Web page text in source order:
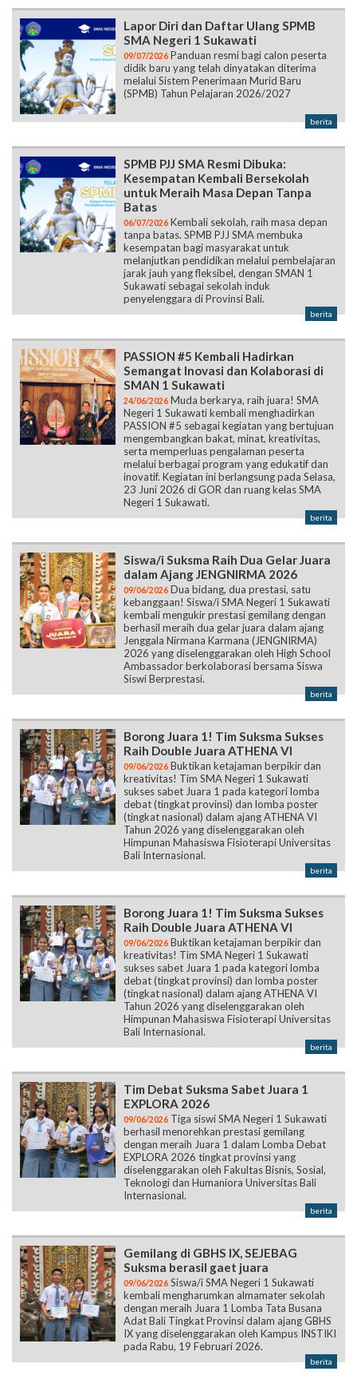
Lapor Diri dan Daftar Ulang SPMB
SMA Negeri 1 Sukawati
09/07/2026 Panduan resmi bagi calon peserta
didik baru yang telah dinyatakan diterima
melalui Sistem Penerimaan Murid Baru
(SPMB) Tahun Pelajaran 2026/2027
berita
SPMB PJJ SMA Resmi Dibuka:
Kesempatan Kembali Bersekolah
untuk Meraih Masa Depan Tanpa
Batas
06/07/2026 Kembali sekolah, raih masa depan
tanpa batas. SPMB PJJ SMA membuka
kesempatan bagi masyarakat untuk
melanjutkan pendidikan melalui pembelajaran
jarak jauh yang fleksibel, dengan SMAN 1
Sukawati sebagai sekolah induk
penyelenggara di Provinsi Bali.
berita
PASSION #5 Kembali Hadirkan
Semangat Inovasi dan Kolaborasi di
SMAN 1 Sukawati
24/06/2026 Muda berkarya, raih juara! SMA
Negeri 1 Sukawati kembali menghadirkan
PASSION #5 sebagai kegiatan yang bertujuan
mengembangkan bakat, minat, kreativitas,
serta memperluas pengalaman peserta
melalui berbagai program yang edukatif dan
inovatif. Kegiatan ini berlangsung pada Selasa,
23 Juni 2026 di GOR dan ruang kelas SMA
Negeri 1 Sukawati.
berita
Siswa/i Suksma Raih Dua Gelar Juara
dalam Ajang JENGNIRMA 2026
09/06/2026 Dua bidang, dua prestasi, satu
kebanggaan! Siswa/i SMA Negeri 1 Sukawati
kembali mengukir prestasi gemilang dengan
berhasil meraih dua gelar juara dalam ajang
Jenggala Nirmana Karmana (JENGNIRMA)
2026 yang diselenggarakan oleh High School
Ambassador berkolaborasi bersama Siswa
Siswi Berprestasi.
berita
Borong Juara 1! Tim Suksma Sukses
Raih Double Juara ATHENA VI
09/06/2026 Buktikan ketajaman berpikir dan
kreativitas! Tim SMA Negeri 1 Sukawati
sukses sabet Juara 1 pada kategori lomba
debat (tingkat provinsi) dan lomba poster
(tingkat nasional) dalam ajang ATHENA VI
Tahun 2026 yang diselenggarakan oleh
Himpunan Mahasiswa Fisioterapi Universitas
Bali Internasional.
berita
Borong Juara 1! Tim Suksma Sukses
Raih Double Juara ATHENA VI
09/06/2026 Buktikan ketajaman berpikir dan
kreativitas! Tim SMA Negeri 1 Sukawati
sukses sabet Juara 1 pada kategori lomba
debat (tingkat provinsi) dan lomba poster
(tingkat nasional) dalam ajang ATHENA VI
Tahun 2026 yang diselenggarakan oleh
Himpunan Mahasiswa Fisioterapi Universitas
Bali Internasional.
berita
Tim Debat Suksma Sabet Juara 1
EXPLORA 2026
09/06/2026 Tiga siswi SMA Negeri 1 Sukawati
berhasil menorehkan prestasi gemilang
dengan meraih Juara 1 dalam Lomba Debat
EXPLORA 2026 tingkat provinsi yang
diselenggarakan oleh Fakultas Bisnis, Sosial,
Teknologi dan Humaniora Universitas Bali
Internasional.
berita
Gemilang di GBHS IX, SEJEBAG
Suksma berasil gaet juara
09/06/2026 Siswa/i SMA Negeri 1 Sukawati
kembali mengharumkan almamater sekolah
dengan meraih Juara 1 Lomba Tata Busana
Adat Bali Tingkat Provinsi dalam ajang GBHS
IX yang diselenggarakan oleh Kampus INSTIKI
pada Rabu, 19 Februari 2026.
berita